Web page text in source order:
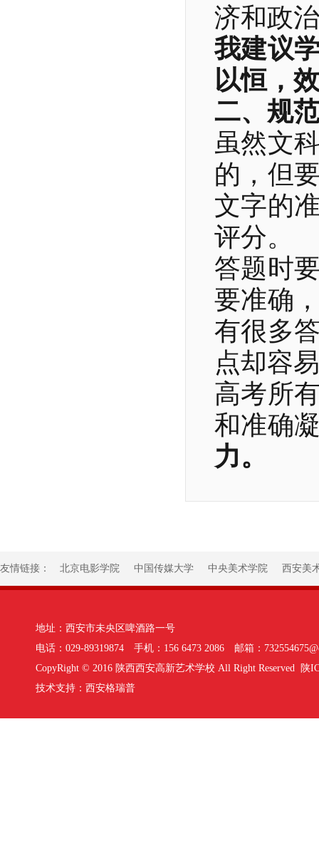
济和政
我建议
以恒，
二、规
虽然文
的，但
文字的
评分。
答题时
要准确
有很多
点却容
高考所
和准确
力。
友情链接： 北京电影学院 中国传媒大学 中央美术学院 西安美
地址：西安市未央区啤酒路一号
电话：029-89319874 手机：156 6473 2086 邮箱：
CopyRight © 2016 陕西西安高新艺术学校 All Right Reserved
陕
技术支持： 西安格瑞普